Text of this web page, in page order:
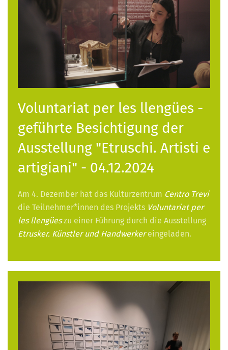
Voluntariat per les llengües -
geführte Besichtigung der
Ausstellung "Etruschi. Artisti e
artigiani" - 04.12.2024
Am 4. Dezember hat das Kulturzentrum Centro Trevi
die Teilnehmer*innen des Projekts Voluntariat per
les llengüeszu einer Führung durch die Ausstellung
Etrusker. Künstler und Handwerkereingeladen.